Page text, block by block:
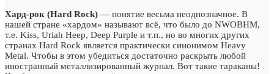
Хард-рок (Hard Rock) — понятие весьма неоднозначное. В
нашей стране «хардом» называют всё, что было до NWOBHM,
т.е. Kiss, Uriah Heep, Deep Purple и т.п., но во многих других
странах Hard Rock является практически синонимом Heavy
Metal. Чтобы в этом убедиться достаточно раскрыть любой
иностранный металлизированный журнал. Вот такие тараканы!